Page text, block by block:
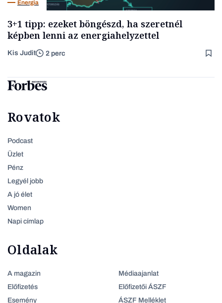
Energia
3+1 tipp: ezeket böngészd, ha szeretnél
képben lenni az energiahelyzettel
Kis Judit 2 perc
Rovatok
Podcast
Üzlet
Pénz
Legyél jobb
A jó élet
Women
Napi címlap
Oldalak
A magazin
Előfizetés
Esemény
Médiaajanlat
Előfizetői ÁSZF
ÁSZF Melléklet